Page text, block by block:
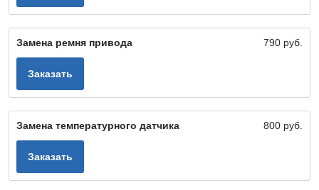
Замена ремня привода 790 руб.
Заказать
Замена температурного датчика 800 руб.
Заказать